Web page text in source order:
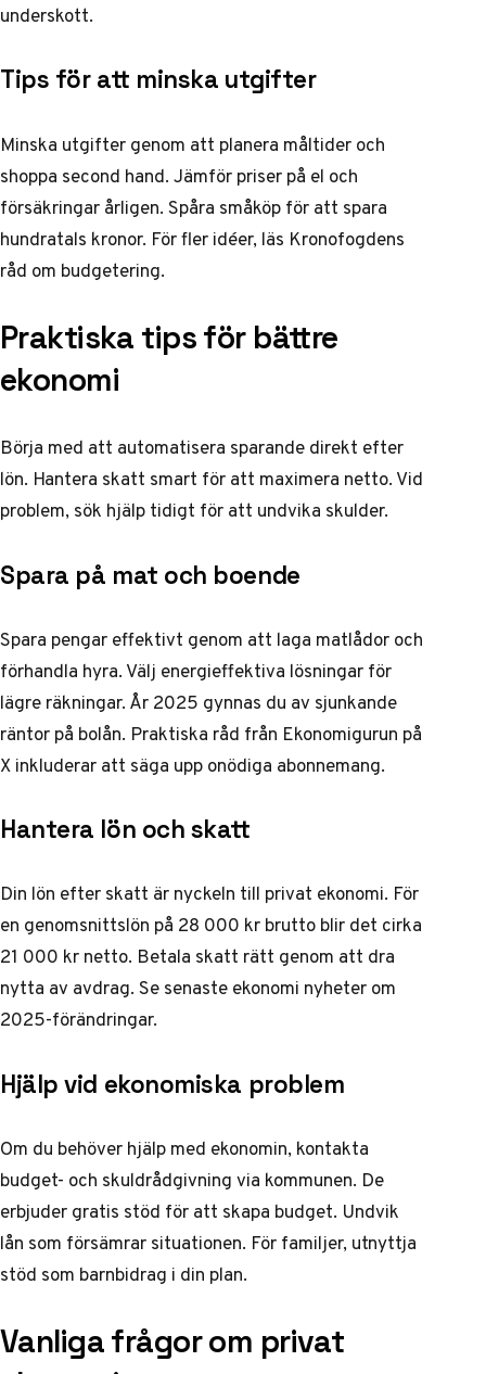
underskott.
Tips för att minska utgifter
Minska utgifter genom att planera måltider och
shoppa second hand. Jämför priser på el och
försäkringar årligen. Spåra småköp för att spara
hundratals kronor. För fler idéer, läs Kronofogdens
råd om budgetering.
Praktiska tips för bättre
ekonomi
Börja med att automatisera sparande direkt efter
lön. Hantera skatt smart för att maximera netto. Vid
problem, sök hjälp tidigt för att undvika skulder.
Spara på mat och boende
Spara pengar effektivt genom att laga matlådor och
förhandla hyra. Välj energieffektiva lösningar för
lägre räkningar. År 2025 gynnas du av sjunkande
räntor på bolån. Praktiska råd från Ekonomigurun på
Xinkluderar att säga upp onödiga abonnemang.
Hantera lön och skatt
Din lön efter skatt är nyckeln till privat ekonomi. För
en genomsnittslön på 28 000 kr brutto blir det cirka
21 000 kr netto. Betala skatt rätt genom att dra
nytta av avdrag. Se senasteekonomi nyheterom
2025-förändringar.
Hjälp vid ekonomiska problem
Om du behöver hjälp med ekonomin, kontakta
budget- och skuldrådgivning via kommunen. De
erbjuder gratis stöd för att skapa budget. Undvik
lån som försämrar situationen. För familjer, utnyttja
stöd som barnbidrag i din plan.
Vanliga frågor om privat